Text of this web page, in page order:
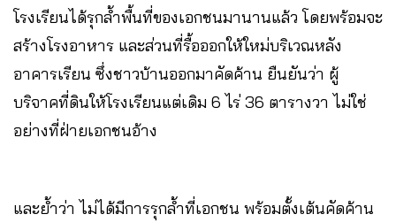
โรงเรียนได้รุกล้ำพื้นที่ของเอกชนมานานแล้ว โดยพร้อมจะ
สร้างโรงอาหาร และส่วนที่รื้อออกให้ใหม่บริเวณหลัง
อาคารเรียน ซึ่งชาวบ้านออกมาคัดค้าน ยืนยันว่า ผู้
บริจาคที่ดินให้โรงเรียนแต่เดิม 6 ไร่ 36 ตารางวา ไม่ใช่
อย่างที่ฝ่ายเอกชนอ้าง
และย้ำว่า ไม่ได้มีการรุกล้ำที่เอกชน พร้อมตั้งเต้นคัดค้าน